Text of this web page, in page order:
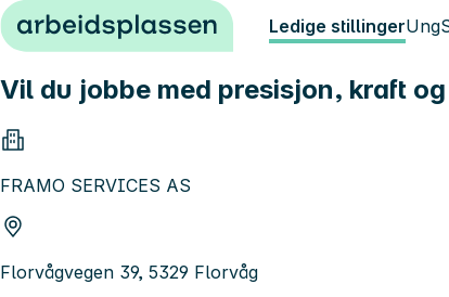
Hopp til innhold Ledige stillingerUng
Vil du jobbe med presisjon, kraft
FRAMO SERVICES AS
Florvågvegen 39, 5329 Florvåg